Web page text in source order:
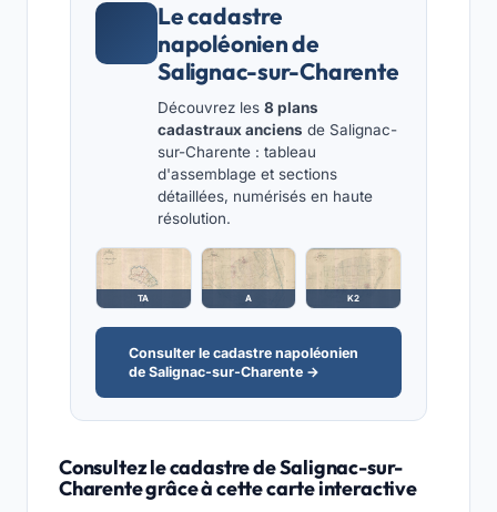
Le cadastre
napoléonien de
Salignac-sur-Charente
Découvrez les 8 plans
cadastraux anciens de Salignac-
sur-Charente : tableau
d'assemblage et sections
détaillées, numérisés en haute
résolution.
TA A K2
Consulter le cadastre napoléonien
de Salignac-sur-Charente →
Consultez le cadastre de Salignac-sur-
Charente grâce à cette carte interactive